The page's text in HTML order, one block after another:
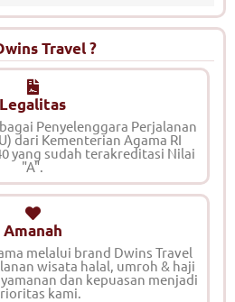
Travel ?
Legalitas
Penyelenggara Perjalanan
dari Kementerian Agama RI
yang sudah terakreditasi Nilai
"A".
Amanah
melalui brand Dwins Travel
wisata halal, umroh & haji
dan kepuasan menjadi
kami.